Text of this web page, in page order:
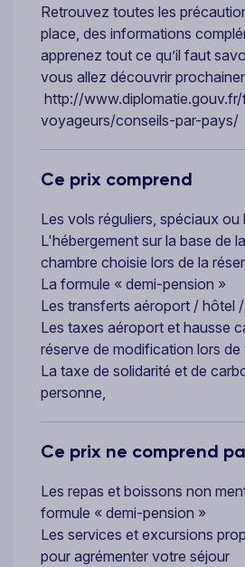
Retrouvez toutes les
place, des informations
apprenez tout ce qu’il faut
vous allez découvrir
http://
voyageurs/conseils-par-pays/
Ce prix comprend
Les vols réguliers, spéciaux
L'hébergement sur la base de
chambre choisie lors de la
La formule « demi-pension »
Les transferts aéroport / hôtel
Les taxes aéroport et hausse
réserve de modification lors de
La taxe de solidarité et de
personne,
Ce prix ne comprend
Les repas et boissons non
formule « demi-pension »
Les services et excursions
pour agrémenter votre séjour